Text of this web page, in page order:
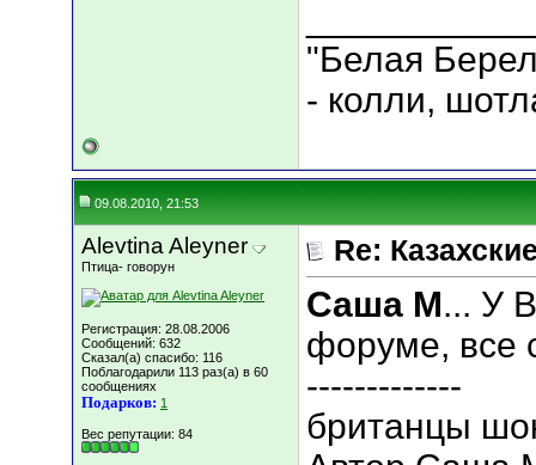
"Белая
- колли,
09.08.2010, 21:53
Alevtina Aleyner
Птица- говорун
Регистрация: 28.08.2006
Сообщений: 632
Сказал(а) спасибо: 116
Поблагодарили 113 раз(а) в 60
сообщениях
Подарков: 1
Вес репутации: 84
Re:
Саша М... У
форуме, все
-------------
британцы